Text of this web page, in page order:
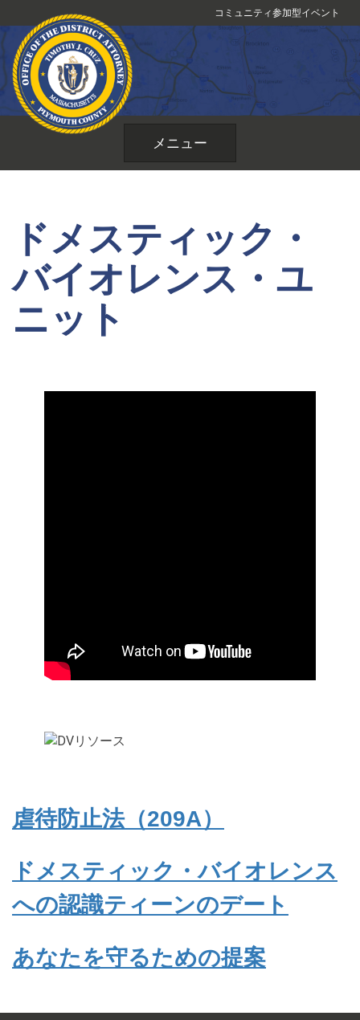
ン
テ
ツ
コミュニティ参加型イベント
メニュー
ドメスティック・
バイオレンス・ユ
ニット
虐待防止法（209A）
ドメスティック・バイオレンス
への認識ティーンのデート
あなたを守るための提案